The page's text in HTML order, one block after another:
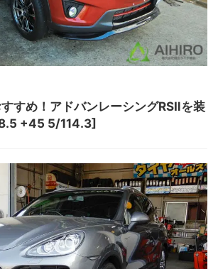
すめ！アドバンレーシングRSⅡを装
+45 5/114.3]